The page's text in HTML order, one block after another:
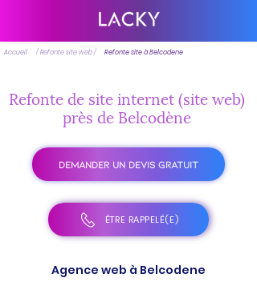
Accueil / Refonte site web / Refonte site à Belcodene
Refonte de site internet (site web)
près de Belcodène
DEMANDER UN DEVIS GRATUIT
ÊTRE RAPPELÉ(E)
Agence web à Belcodene